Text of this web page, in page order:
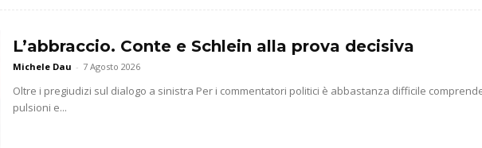
L’abbraccio. Conte e Schlein alla prova decisiva
Michele Dau - 7 Agosto 2026
Oltre i pregiudizi sul dialogo a sinistra Per i commentatori politici è abbastanza difficile
pulsioni e...